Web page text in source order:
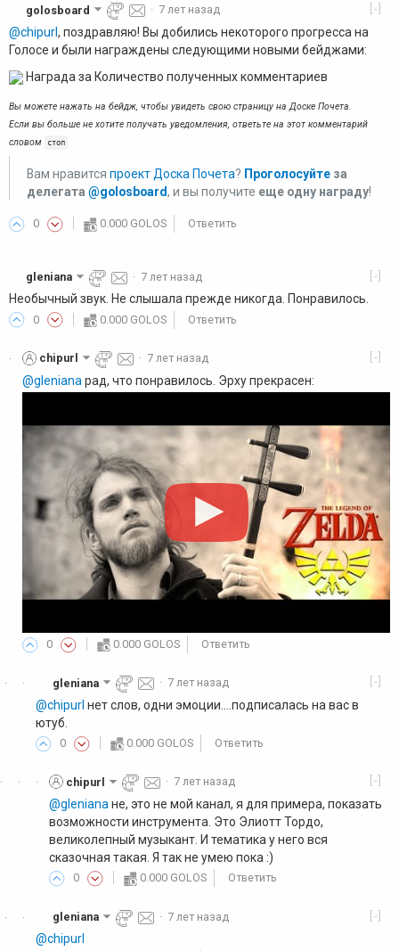
[-]
golosboard · 7 лет назад
@chipurl, поздравляю! Вы добились некоторого прогресса на
Голосе и были награждены следующими новыми бейджами:
Награда за Количество полученных комментариев
Вы можете нажать на бейдж, чтобы увидеть свою страницу на Доске Почета.
Если вы больше не хотите получать уведомления, ответьте на этот комментарий
словом
стоп
Вам нравится проект Доска Почета? Проголосуйте за
делегата @golosboard, и вы получите еще одну награду!
0 0.000 GOLOS Ответить
[-]
gleniana · 7 лет назад
Необычный звук. Не слышала прежде никогда. Понравилось.
0 0.000 GOLOS Ответить
· [-]
chipurl · 7 лет назад
@gleniana рад, что понравилось. Эрху прекрасен:
0 0.000 GOLOS Ответить
·
· [-]
gleniana · 7 лет назад
@chipurl нет слов, одни эмоции....подписалась на вас в
ютуб.
0 0.000 GOLOS Ответить
·
·
· [-]
chipurl · 7 лет назад
@gleniana не, это не мой канал, я для примера, показать
возможности инструмента. Это Элиотт Тордо,
великолепный музыкант. И тематика у него вся
сказочная такая. Я так не умею пока :)
0 0.000 GOLOS Ответить
·
· [-]
gleniana · 7 лет назад
@chipurl